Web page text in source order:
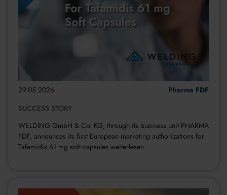
29.05.2026 Kategorie:
Pharma FDF
SUCCESS STORY
WELDING GmbH & Co. KG, through its business unit PHARMA
FDF, announces its first European marketing authorizations for
Tafamidis 61 mg soft capsules weiterlesen